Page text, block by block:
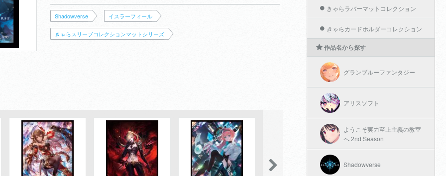
Shadowverse イスラーフィール
きゃらスリーブコレクションマットシリーズ
きゃらラバーマットコレクション
きゃらカードホルダーコレクション
作品名から探す
グランブルーファンタジー
アリスソフト
ようこそ実力至上主義の教室
へ 2nd Season
Shadowverse